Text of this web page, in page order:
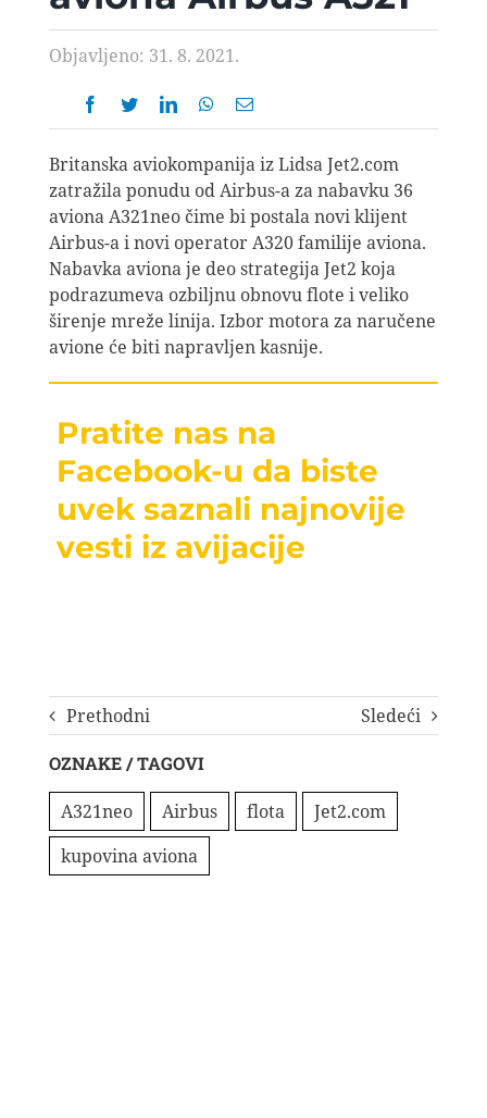
FOTO PRIČA
TEMA
AGENT
for:
Objavljeno: 31. 8. 2021.
Britanska aviokompanija iz Lidsa Jet2.com
zatražila ponudu od Airbus-a za nabavku 36
aviona A321neo čime bi postala novi klijent
Airbus-a i novi operator A320 familije aviona.
Nabavka aviona je deo strategija Jet2 koja
podrazumeva ozbiljnu obnovu flote i veliko
širenje mreže linija. Izbor motora za naručene
avione će biti napravljen kasnije.
Pratite nas na
Facebook-u da biste
uvek saznali najnovije
vesti iz avijacije
Prethodni Sledeći
OZNAKE / TAGOVI
A321neo Airbus flota
Jet2.com
kupovina aviona